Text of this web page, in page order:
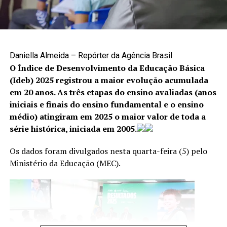
Como denunciar
A denúncia é uma das principais formas de interromper
canais disponíveis são:
Cisdeca – Disque 125: atendimento gratuito, de
segunda a sexta-feira, das 8h às 18h, com
atendimento 24 horas aos finais de semana e
feriados;
Disque 100: atendimento gratuito, 24 horas por dia,
Centro Integrado 18 de Maio: (61) 2244-1512 e
Daniella Almeida – Repórter da Agência Brasil
O Índice de Desenvolvimento da Educação Básica
(Ideb) 2025 registrou a maior evolução acumulada
em 20 anos. As três etapas do ensino avaliadas (anos
iniciais e finais do ensino fundamental e o ensino
médio) atingiram em 2025 o maior valor de toda a
série histórica, iniciada em 2005.
Os dados foram divulgados nesta quarta-feira (5) pelo
Ministério da Educação (MEC).